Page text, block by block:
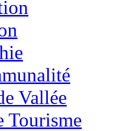
Vallée
Tourisme